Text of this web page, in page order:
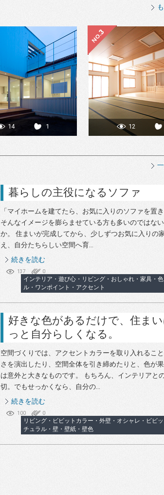
14 1 12
暮らしの主役になるソファ
「マイホームを建てたら、お気に入りのソファを置き
そんなイメージを膨らませている方も多いのではな
か。 住まいが完成してから、少しずつお気に入りの
え、自分たちらしい空間へ育...
続きを読む
137 0
インテリア・遊び心・リビング・おしゃれ・家具・
ル・ワンポイント・アクセント
好きな色があるだけで、住ま
っと自分らしくなる。
空間づくりでは、アクセントカラーを取り入れるこ
さを演出したり、空間全体を引き締めたりと、色が
は意外と大きなものです。 もちろん、インテリアと
切。でもせっかくなら、自分の...
続きを読む
100 0
リビング・ビビットカラー・外壁・オシャレ・ビビ
チュラル・壁・壁紙・壁色